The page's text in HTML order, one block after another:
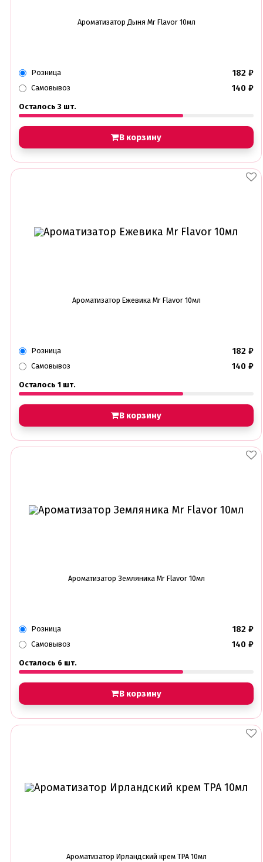
Ароматизатор Дыня Mr Flavor 10мл
Розница 182 ₽
Самовывоз 140 ₽
Осталось 3 шт.
В корзину
Ароматизатор Ежевика Mr Flavor 10мл
Розница 182 ₽
Самовывоз 140 ₽
Осталось 1 шт.
В корзину
Ароматизатор Земляника Mr Flavor 10мл
Розница 182 ₽
Самовывоз 140 ₽
Осталось 6 шт.
В корзину
Ароматизатор Ирландский крем TPA 10мл